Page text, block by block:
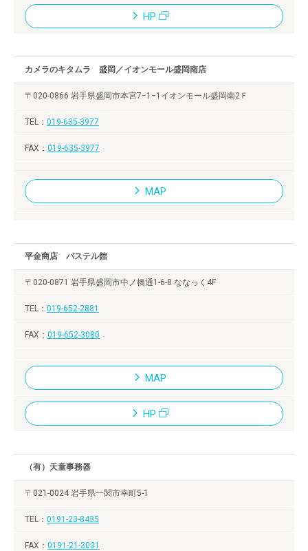
HP
カメラのキタムラ 盛岡／イオンモール盛岡南店
〒020-0866 岩手県盛岡市本宮7−1−1イオンモール盛岡南2Ｆ
019-635-3977
019-635-3977
MAP
平金商店 パステル館
〒020-0871 岩手県盛岡市中ノ橋通1-6-8 ななっく4F
019-652-2881
019-652-3080
MAP
HP
（有）天童事務器
〒021-0024 岩手県一関市幸町5-1
0191-23-8435
0191-21-3031